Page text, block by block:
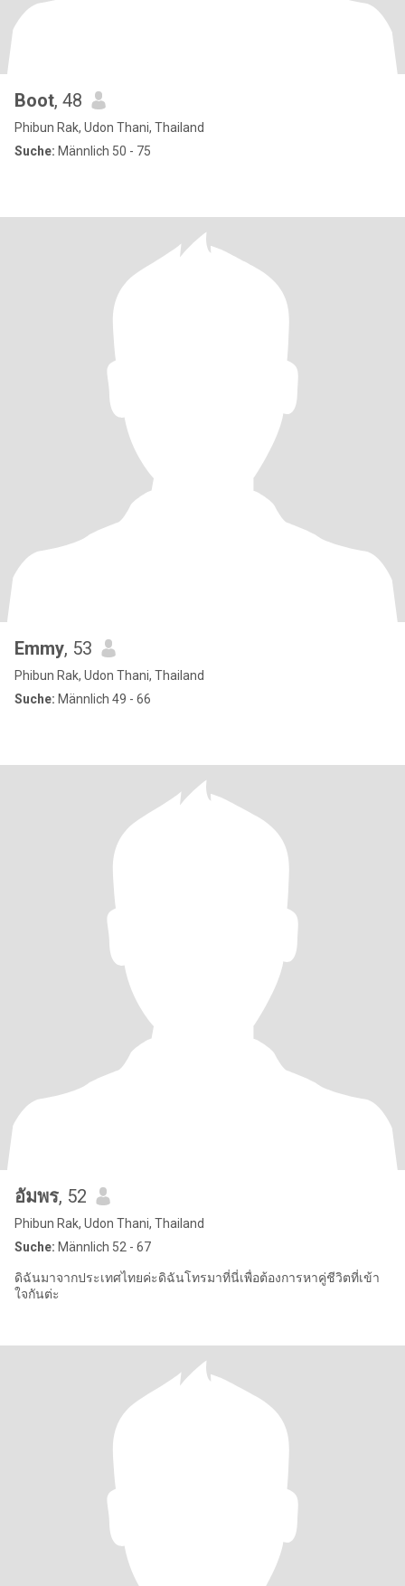
Boot, 48
Phibun Rak, Udon Thani, Thailand
Suche: Männlich 50 - 75
Emmy, 53
Phibun Rak, Udon Thani, Thailand
Suche: Männlich 49 - 66
อัมพร, 52
Phibun Rak, Udon Thani, Thailand
Suche: Männlich 52 - 67
ดิฉันมาจากประเทศไทยค่ะดิฉันโทรมาที่นี่เพื่อต้องการหาคู่ชีวิตที่เข้า
ใจกันต่ะ